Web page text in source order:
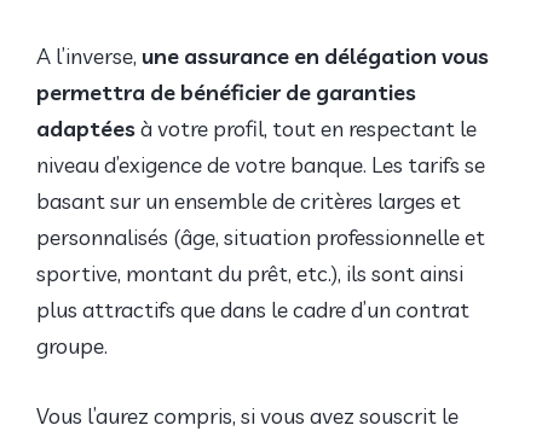
A l’inverse, une assurance en délégation vous
permettra de bénéficier de garanties
adaptéesà votre profil, tout en respectant le
niveau d’exigence de votre banque. Les tarifs se
basant sur un ensemble de critères larges et
personnalisés (âge, situation professionnelle et
sportive, montant du prêt, etc.), ils sont ainsi
plus attractifs que dans le cadre d’un contrat
groupe.
Vous l’aurez compris, si vous avez souscrit le